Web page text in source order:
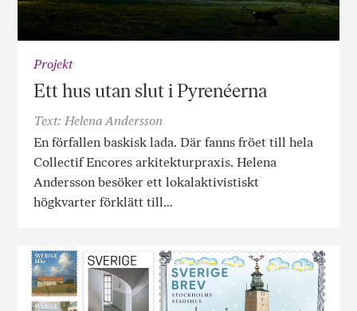
Projekt
Ett hus utan slut i Pyrenéerna
Text: Helena Andersson
En förfallen baskisk lada. Där fanns fröet till hela
Collectif Encores arkitekturpraxis. Helena
Andersson besöker ett lokalaktivistiskt
högkvarter förklätt till…